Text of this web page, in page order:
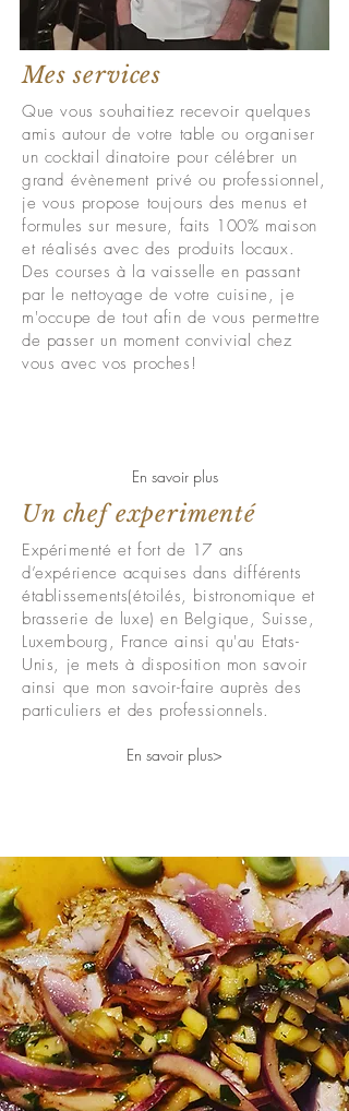
Mes services
Que vous souhaitiez recevoir quelques
amis autour de votre table ou organiser
un cocktail dinatoire pour célébrer un
grand évènement privé ou professionnel,
je vous propose toujours des menus et
formules sur mesure, faits 100% maison
et réalisés avec des produits locaux.
Des courses à la vaisselle en passant
par le nettoyage de votre cuisine, je
m'occupe de tout afin de vous permettre
de passer un moment convivial chez
vous avec vos proches!
En savoir plus
Un chef experimenté
Expérimenté et fort de 17 ans
d’expérience acquises dans différents
établissements(étoilés, bistronomique et
brasserie de luxe) en Belgique, Suisse,
Luxembourg, France ainsi qu'au Etats-
Unis, je mets à disposition mon savoir
ainsi que mon savoir-faire auprès des
particuliers et des professionnels.
En savoir plus>